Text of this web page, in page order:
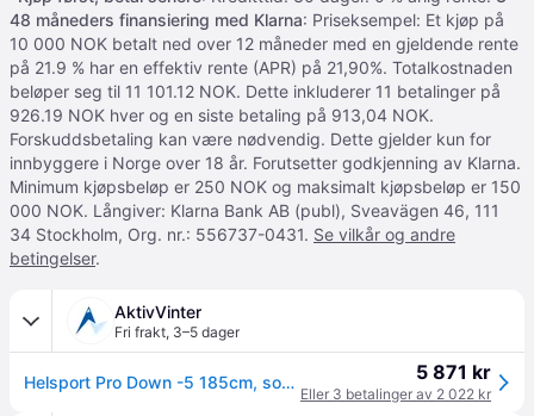
48 måneders finansiering med Klarna: Priseksempel: Et kjøp på
10 000 NOK betalt ned over 12 måneder med en gjeldende rente
på 21.9 % har en effektiv rente (APR) på 21,90%. Totalkostnaden
beløper seg til 11 101.12 NOK. Dette inkluderer 11 betalinger på
926.19 NOK hver og en siste betaling på 913,04 NOK.
Forskuddsbetaling kan være nødvendig. Dette gjelder kun for
innbyggere i Norge over 18 år. Forutsetter godkjenning av Klarna.
Minimum kjøpsbeløp er 250 NOK og maksimalt kjøpsbeløp er 150
000 NOK. Långiver: Klarna Bank AB (publ), Sveavägen 46, 111
34 Stockholm, Org. nr.: 556737-0431. Se vilkår og andre
betingelser.
AktivVinter
Fri frakt, 3–5 dager
Helsport Pro Down -5 185cm, sovepose, grå 5 871 kr
Eller 3 betalinger av 2 022 kr